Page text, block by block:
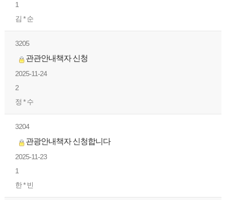
1
김 * 순
3205
관관안내책자 신청
2025-11-24
2
정 * 수
3204
관광안내책자 신청합니다
2025-11-23
1
한 * 빈